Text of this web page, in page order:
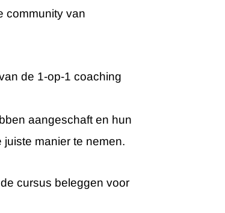
community van
de 1-op-1 coaching
aangeschaft en hun
manier te nemen.
cursus beleggen voor